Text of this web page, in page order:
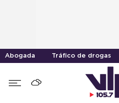
Abogada Tráfico de drogas